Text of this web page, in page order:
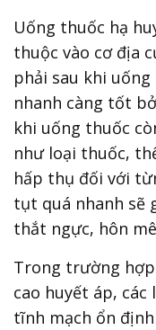
Uống thuốc hạ
thuộc vào cơ địa
phải sau khi
nhanh càng tốt
khi uống thuốc
như loại thuốc,
hấp thụ đối với
tụt quá nhanh sẽ
thắt ngực, hôn
Trong trường
cao huyết áp,
tĩnh mạch ổn